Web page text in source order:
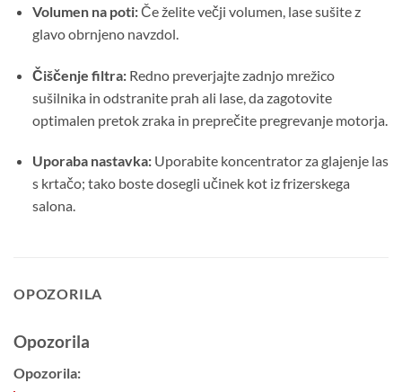
Volumen na poti:Če želite večji volumen, lase sušite z
glavo obrnjeno navzdol.
Čiščenje filtra:Redno preverjajte zadnjo mrežico
sušilnika in odstranite prah ali lase, da zagotovite
optimalen pretok zraka in preprečite pregrevanje motorja.
Uporaba nastavka:Uporabite koncentrator za glajenje las
s krtačo; tako boste dosegli učinek kot iz frizerskega
salona.
OPOZORILA
Opozorila
Opozorila: